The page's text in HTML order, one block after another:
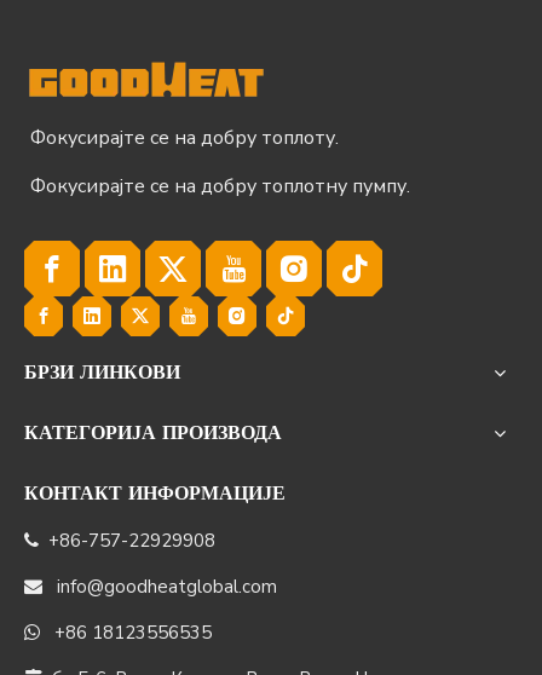
Фокусирајте се на добру топлоту.
Фокусирајте се на добру топлотну пумпу.
БРЗИ ЛИНКОВИ
КАТЕГОРИЈА ПРОИЗВОДА
КОНТАКТ ИНФОРМАЦИЈЕ
 +86-757-22929908
 info@goodheatglobal.com
 +86 18123556535